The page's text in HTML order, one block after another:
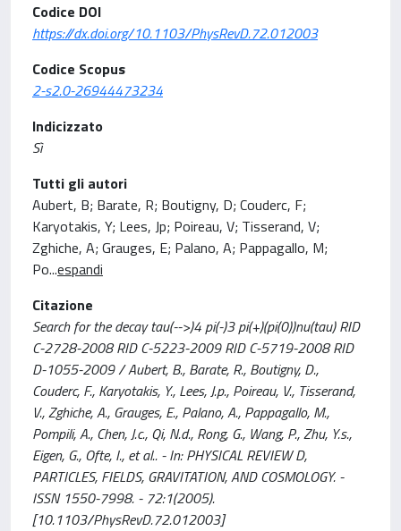
Codice DOI
https://dx.doi.org/10.1103/PhysRevD.72.012003
Codice Scopus
2-s2.0-26944473234
Indicizzato
Sì
Tutti gli autori
Aubert, B; Barate, R; Boutigny, D; Couderc, F;
Karyotakis, Y; Lees, Jp; Poireau, V; Tisserand, V;
Zghiche, A; Grauges, E; Palano, A; Pappagallo, M;
Po...espandi
Citazione
Search for the decay tau(-->)4 pi(-)3 pi(+)(pi(0))nu(tau) RID
C-2728-2008 RID C-5223-2009 RID C-5719-2008 RID
D-1055-2009 / Aubert, B., Barate, R., Boutigny, D.,
Couderc, F., Karyotakis, Y., Lees, J.p., Poireau, V., Tisserand,
V., Zghiche, A., Grauges, E., Palano, A., Pappagallo, M.,
Pompili, A., Chen, J.c., Qi, N.d., Rong, G., Wang, P., Zhu, Y.s.,
Eigen, G., Ofte, I., et al.. - In: PHYSICAL REVIEW D,
PARTICLES, FIELDS, GRAVITATION, AND COSMOLOGY. -
ISSN 1550-7998. - 72:1(2005).
[10.1103/PhysRevD.72.012003]